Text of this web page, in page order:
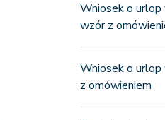
Wniosek o
wzór z
Wniosek o
z omówieniem